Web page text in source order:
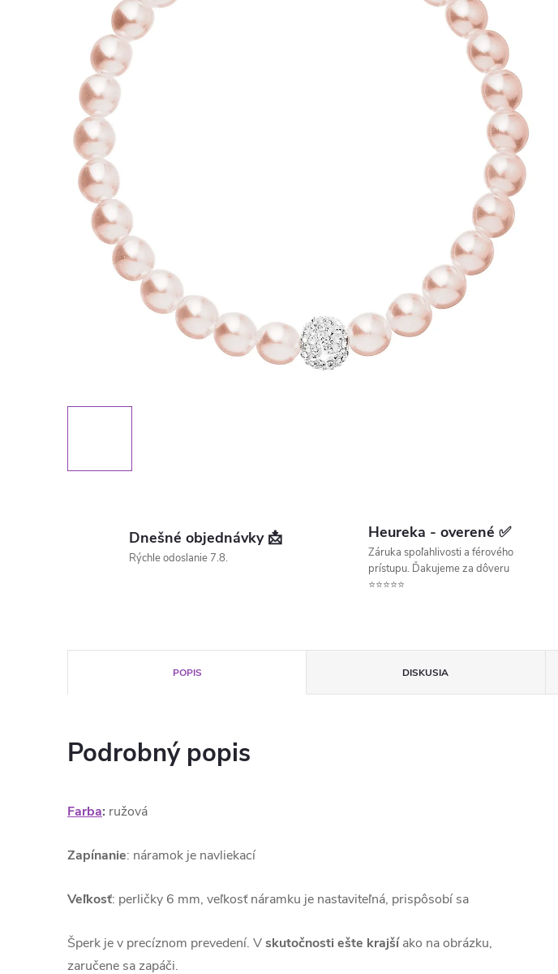
Dnešné objednávky 📩
Rýchle odoslanie 7.8.
Heureka - overené ✅
Záruka spoľahlivosti a férového
prístupu. Ďakujeme za dôveru
⭐⭐⭐⭐⭐
POPIS DISKUSIA
Podrobný popis
Farba: ružová
Zapínanie: náramok je navliekací
Veľkosť: perličky 6 mm, veľkosť náramku je nastaviteľná, prispôsobí sa
Šperk je v precíznom prevedení. Vskutočnosti ešte krajšíako na obrázku,
zaručene sa zapáči.